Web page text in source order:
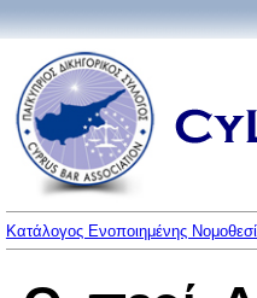
Κατάλογος Ενοποιημένης